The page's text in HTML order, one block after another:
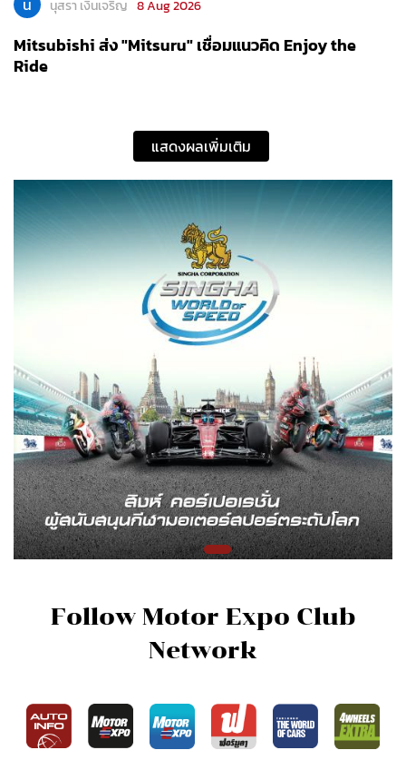
นุสรา เงินเจริญ 8 Aug 2026
Mitsubishi ส่ง "Mitsuru" เชื่อมแนวคิด Enjoy the
Ride
แสดงผลเพิ่มเติม
Follow Motor Expo Club
Network